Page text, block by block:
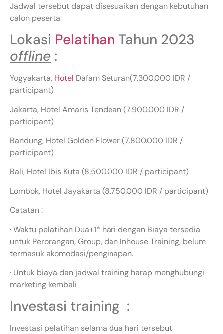
Jadwal tersebut dapat disesuaikan dengan kebutuhan
calon peserta
Lokasi Pelatihan Tahun 2023
offline :
Yogyakarta, Hotel Dafam Seturan(7.300.000 IDR /
participant)
Jakarta, Hotel Amaris Tendean (7.900.000 IDR /
participant)
Bandung, Hotel Golden Flower (7.800.000 IDR /
participant)
Bali, Hotel Ibis Kuta (8.500.000 IDR / participant)
Lombok, Hotel Jayakarta (8.750.000 IDR / participant)
Catatan :
· Waktu pelatihan Dua+1* hari dengan Biaya tersedia
untuk Perorangan, Group, dan Inhouse Training, belum
termasuk akomodasi/penginapan.
· Untuk biaya dan jadwal training harap menghubungi
marketing kembali
Investasi training :
Investasi pelatihan selama dua hari tersebut